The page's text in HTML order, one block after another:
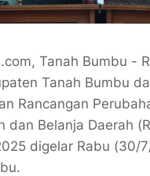
Tanah Bumbu -
Tanah Bumbu
Rancangan
dan Belanja Daerah
digelar Rabu (30/